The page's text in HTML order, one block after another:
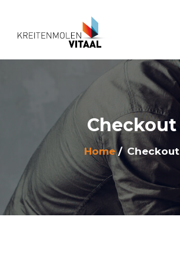
Checkout
Home Checkout